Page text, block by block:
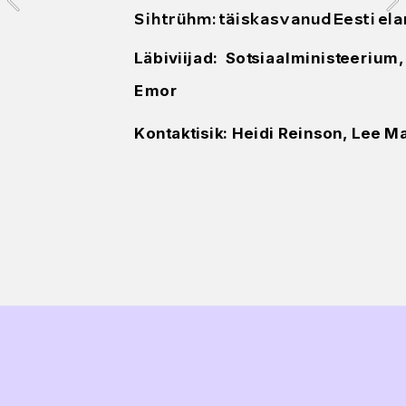
Sihtrühm: täiskasvanud Eesti
Läbiviijad:
Emor
Kontaktisik: Heidi Reinson, Lee